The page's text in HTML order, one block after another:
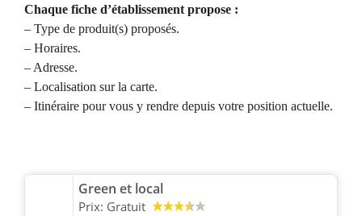
Chaque fiche d’établissement propose :
– Type de produit(s) proposés.
– Horaires.
– Adresse.
– Localisation sur la carte.
– Itinéraire pour vous y rendre depuis votre position actuelle.
Green et local
Prix: Gratuit